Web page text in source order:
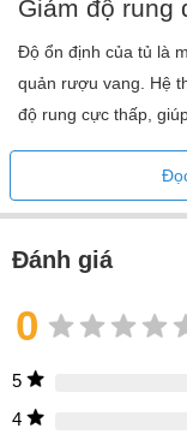
Giảm độ rung
Độ ổn định của tủ là
quản rượu vang. Hệ
độ rung cực thấp,
ái. Bên cạnh đó,
SoftSystem, giúp
đóng tự động từ góc
tất cả rượu được
hưởng bởi những
Đánh giá
0
5
4